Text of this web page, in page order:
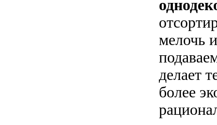
мелочь
делает
более